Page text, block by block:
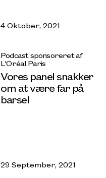
4 Oktober, 2021
Podcast sponsoreret af
L'Oréal Paris
Vores panel snakker
om at være far på
barsel
29 September, 2021